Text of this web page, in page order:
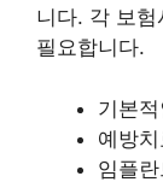
니다. 각 보
필요합니다.
기본
예방
임플